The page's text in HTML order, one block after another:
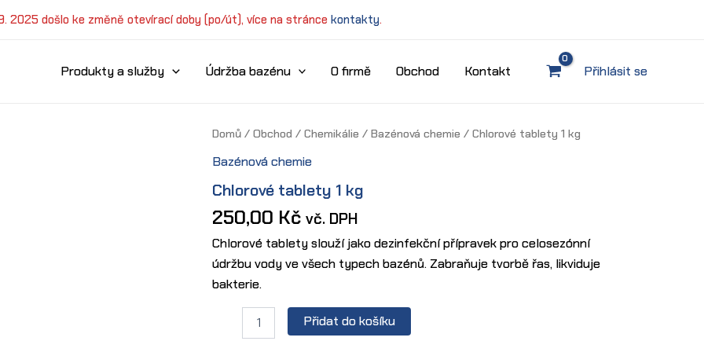
2025 došlo ke změně otevírací doby (po/út), více na stránce kontakty.
Produkty a služby Údržba bazénu O firmě Obchod Kontakt Přihlásit se
Domů / Obchod / Chemikálie / Bazénová chemie / Chlorové tablety 1 kg
Bazénová chemie
Chlorové tablety 1 kg
250,00 Kč vč. DPH
Chlorové tablety slouží jako dezinfekční přípravek pro celosezónní
údržbu vody ve všech typech bazénů. Zabraňuje tvorbě řas, likviduje
bakterie.
Přidat do košíku